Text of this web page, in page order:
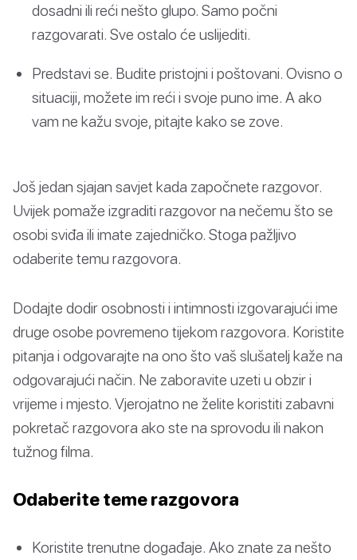
dosadni ili reći nešto glupo. Samo počni
razgovarati. Sve ostalo će uslijediti.
Predstavi se. Budite pristojni i poštovani. Ovisno o
situaciji, možete im reći i svoje puno ime. A ako
vam ne kažu svoje, pitajte kako se zove.
Još jedan sjajan savjet kada započnete razgovor.
Uvijek pomaže izgraditi razgovor na nečemu što se
osobi sviđa ili imate zajedničko. Stoga pažljivo
odaberite temu razgovora.
Dodajte dodir osobnosti i intimnosti izgovarajući ime
druge osobe povremeno tijekom razgovora. Koristite
pitanja i odgovarajte na ono što vaš slušatelj kaže na
odgovarajući način. Ne zaboravite uzeti u obzir i
vrijeme i mjesto. Vjerojatno ne želite koristiti zabavni
pokretač razgovora ako ste na sprovodu ili nakon
tužnog filma.
Odaberite teme razgovora
Koristite trenutne događaje. Ako znate za nešto